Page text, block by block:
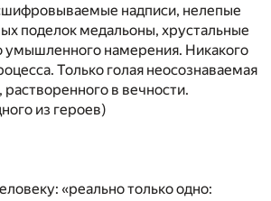
надписи, нелепые
поделок медальоны, хрустальные
умышленного намерения. Никакого
Только голая неосознаваемая
растворенного в вечности.
из героев)
«реально только одно: